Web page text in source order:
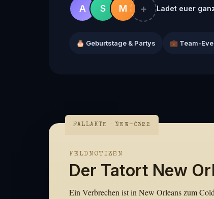
A S M + Ladet euer
🎂 Geburtstage & Partys 💼 Team-
FALLAKTE · NEW-0322
FELDNOTIZEN
Der Tatort New
Ein Verbrechen ist in New Orleans zum